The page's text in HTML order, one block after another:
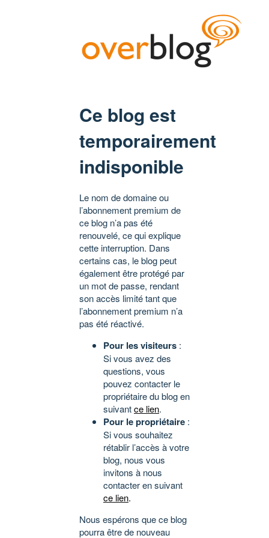
Ce blog est
temporairement
indisponible
Le nom de domaine ou
l’abonnement premium de
ce blog n’a pas été
renouvelé, ce qui explique
cette interruption. Dans
certains cas, le blog peut
également être protégé par
un mot de passe, rendant
son accès limité tant que
l’abonnement premium n’a
pas été réactivé.
Pour les visiteurs :
Si vous avez des
questions, vous
pouvez contacter le
propriétaire du blog en
suivantce lien.
Pour le propriétaire :
Si vous souhaitez
rétablir l’accès à votre
blog, nous vous
invitons à nous
contacter en suivant
ce lien.
Nous espérons que ce blog
pourra être de nouveau